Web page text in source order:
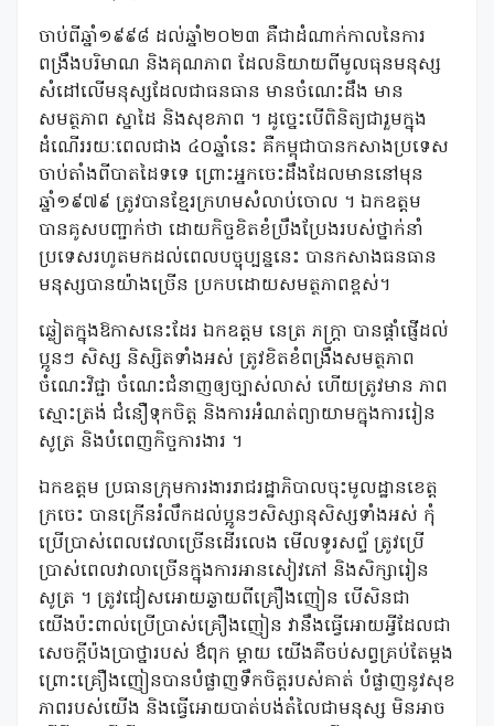
ចាប់ពីឆ្នាំ១៩៩៨ ដល់ឆ្នាំ២០២៣ គឺជាដំណាក់កាលនៃការ
ពង្រឹងបរិមាណ និងគុណភាព ដែលនិយាយពីមូលធុនមនុស្ស
សំដៅលើមនុស្សដែលជាធនធាន មានចំណេះដឹង មាន
សមត្ថភាព ស្នាដៃ និងសុខភាព ។ ដូច្នេះបើពិនិត្យជារួមក្នុង
ដំណើររយៈពេលជាង ៤០ឆ្នាំនេះ គឺកម្ពុជាបានកសាងប្រទេស
ចាប់តាំងពីបាតដៃទទេ ព្រោះអ្នកចេះដឹងដែលមាននៅមុន
ឆ្នាំ១៩៧៩ ត្រូវបានខ្មែរក្រហមសំលាប់ចោល ។ ឯកឧត្តម
បានគូសបញ្ជាក់ថា ដោយកិច្ចខិតខំប្រឹងប្រែងរបស់ថ្នាក់នាំ
ប្រទេសរហូតមកដល់ពេលបច្ចុប្បន្ននេះ បានកសាងធនធាន
មនុស្សបានយ៉ាងច្រើន ប្រកបដោយសមត្ថភាពខ្ពស់។
ឆ្លៀតក្នុងឱកាសនេះដែរ ឯកឧត្តម នេត្រ ភក្ត្រា បានផ្តាំផ្ញើដល់
ប្អូនៗ សិស្ស និស្សិតទាំងអស់ ត្រូវខិតខំពង្រឹងសមត្ថភាព
ចំណេះវិជ្ជា ចំណេះជំនាញឲ្យច្បាស់លាស់ ហើយត្រូវមាន ភាព
ស្មោះត្រង់ ជំនឿទុកចិត្ត និងការអំណត់ព្យាយាមក្នុងការរៀន
សូត្រ និងបំពេញកិច្ចការងារ ។
ឯកឧត្តម ប្រធានក្រុមការងាររាជរដ្ឋាភិបាលចុះមូលដ្ឋានខេត្ត
ក្រចេះ បានក្រើនរំលឹកដល់ប្អូនៗសិស្សានុសិស្សទាំងអស់ កុំ
ប្រើប្រាស់ពេលវេលាច្រើនដើរលេង មើលទូរសព្ទ័ ត្រូវប្រើ
ប្រាស់ពេលវាលាច្រើនក្នុងការអានសៀវភៅ និងសិក្សារៀន
សូត្រ ។ ត្រូវជៀសអោយឆ្ងាយពីគ្រឿងញៀន បើសិនជា
យើងប៉ះពាល់ប្រើប្រាស់គ្រឿងញៀន វានឹងធ្វើអោយអ្វីដែលជា
សេចក្តីប៉ងប្រាថ្នារបស់ ឳពុក ម្តាយ យើងគឺចប់សព្វគ្រប់តែម្តង
ព្រោះគ្រឿងញៀនបានបំផ្លាញទឹកចិត្តរបស់គាត់ បំផ្លាញនូវសុខ
ភាពរបស់យើង និងធ្វើអោយបាត់បង់តំលៃជាមនុស្ស មិនអាច